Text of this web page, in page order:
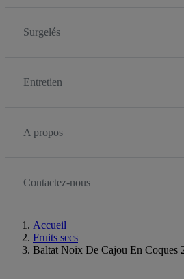
Surgelés
Entretien
A propos
Contactez-nous
Accueil
Fruits secs
Baltat Noix De Cajou En Coques